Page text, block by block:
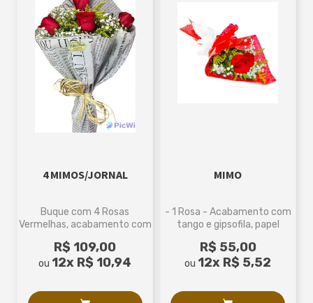
4 MIMOS/JORNAL
Buque com 4 Rosas
Vermelhas, acabamento com
papel celofane decorado
R$ 109,00
ou 12x R$ 10,94
MIMO
- 1 Rosa - Acabamento com
tango e gipsofila, papel
R$ 55,00
ou 12x R$ 5,52